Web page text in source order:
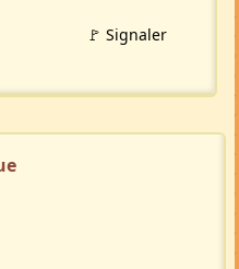
🚩 Signaler